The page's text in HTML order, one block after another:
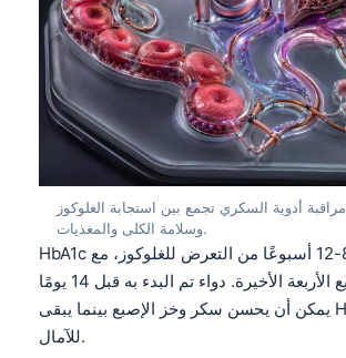
مراقبة أدوية السكري تجمع بين استجابة الغلوكوز
وسلامة الكلى والمغذيات.
HbA1c يعكس تقريبًا 8-12 أسبوعًا من التعرض للغلوكوز، مع
وزن أكبر للأسابيع الأربعة الأخيرة. دواء تم البدء به قبل 14 يومًا
يمكن أن يحسن سكر وخز الإصبع بينما يبقى HbA1c يبدو مخيبًا
للآمال.
Беларуская мова
Esperanto
Ślōnskŏ gŏdka
Norsk bokmål